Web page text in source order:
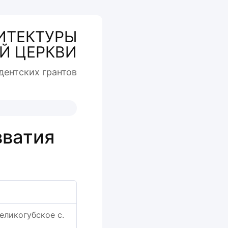
ЦЕРКВИ
грантов
с.